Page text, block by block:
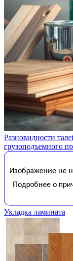
Разновидности
грузоподъемного
Укладка ламината